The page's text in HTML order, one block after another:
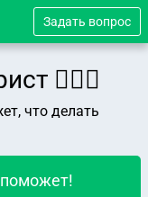
Задать вопрос
👨🏻‍⚖️
что делать